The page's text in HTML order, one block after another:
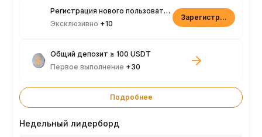
Регистрация нового пользователя
Эксклюзивно +10
Зарегистрироваться
Общий депозит ≥ 100 USDT
Первое выполнение +30
Подробнее
Недельный лидерборд